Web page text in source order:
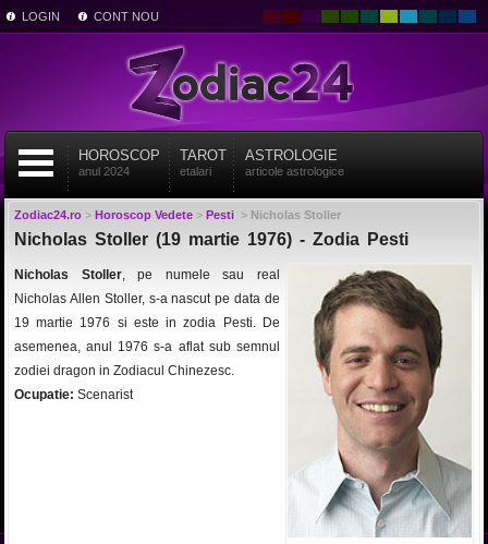
LOGIN CONT NOU
HOROSCOP
anul 2024
TAROT
etalari
ASTROLOGIE
articole astrologice
Zodiac24.ro> Horoscop Vedete> Pesti> Nicholas Stoller
Nicholas Stoller (19 martie 1976) - Zodia Pesti
Nicholas Stoller, pe numele sau real
Nicholas Allen Stoller, s-a nascut pe data de
19 martie 1976 si este in zodia Pesti. De
asemenea, anul 1976 s-a aflat sub semnul
zodiei dragon in Zodiacul Chinezesc.
Ocupatie: Scenarist